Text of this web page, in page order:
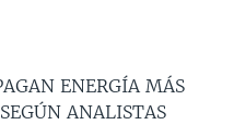
ENERGÍA MÁS
ANALISTAS